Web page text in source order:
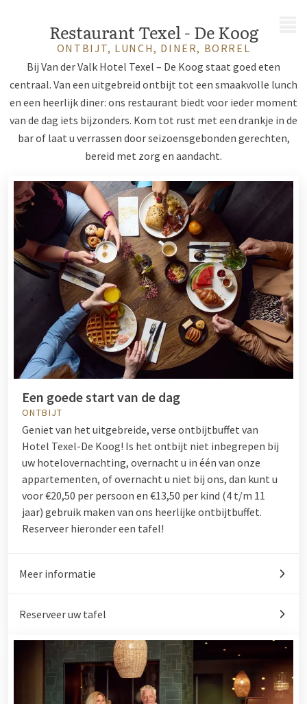
Restaurant Texel - De Koog
ONTBIJT, LUNCH, DINER, BORREL
Bij Van der Valk Hotel Texel – De Koog staat goed eten
centraal. Van een uitgebreid ontbijt tot een smaakvolle lunch
en een heerlijk diner: ons restaurant biedt voor ieder moment
van de dag iets bijzonders. Kom tot rust met een drankje in de
bar of laat u verrassen door seizoensgebonden gerechten,
bereid met zorg en aandacht.
Een goede start van de dag
ONTBIJT
Geniet van het uitgebreide, verse ontbijtbuffet van
Hotel Texel-De Koog! Is het ontbijt niet inbegrepen bij
uw hotelovernachting, overnacht u in één van onze
appartementen, of overnacht u niet bij ons, dan kunt u
voor €20,50 per persoon en €13,50 per kind (4 t/m 11
jaar) gebruik maken van ons heerlijke ontbijtbuffet.
Reserveer hieronder een tafel!
Meer informatie
Reserveer uw tafel